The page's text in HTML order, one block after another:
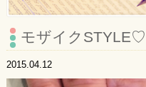
モザイクSTYLE♡
2015.04.12